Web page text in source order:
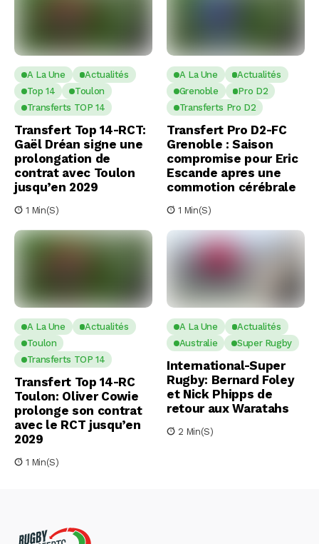
A La Une
Actualités
Top 14
Toulon
Transferts TOP 14
Transfert Top 14-RCT:
Gaël Dréan signe une
prolongation de
contrat avec Toulon
jusqu’en 2029
1 Min(s)
A La Une
Actualités
Grenoble
Pro D2
Transferts Pro D2
Transfert Pro D2-FC
Grenoble : Saison
compromise pour Eric
Escande apres une
commotion cérébrale
1 Min(s)
A La Une
Actualités
Toulon
Transferts TOP 14
Transfert Top 14-RC
Toulon: Oliver Cowie
prolonge son contrat
avec le RCT jusqu’en
2029
1 Min(s)
A La Une
Actualités
Australie
Super Rugby
International-Super
Rugby: Bernard Foley
et Nick Phipps de
retour aux Waratahs
2 Min(s)